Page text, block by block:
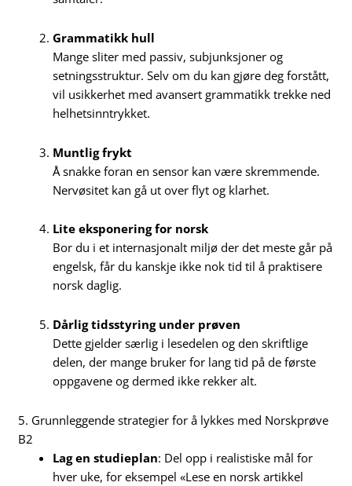
Grammatikk hull
Mange sliter med passiv, subjunksjoner og
setningsstruktur. Selv om du kan gjøre deg forstått,
vil usikkerhet med avansert grammatikk trekke ned
helhetsinntrykket.
Muntlig frykt
Å snakke foran en sensor kan være skremmende.
Nervøsitet kan gå ut over flyt og klarhet.
Lite eksponering for norsk
Bor du i et internasjonalt miljø der det meste går på
engelsk, får du kanskje ikke nok tid til å praktisere
norsk daglig.
Dårlig tidsstyring under prøven
Dette gjelder særlig i lesedelen og den skriftlige
delen, der mange bruker for lang tid på de første
oppgavene og dermed ikke rekker alt.
5. Grunnleggende strategier for å lykkes med Norskprøve
B2
Lag en studieplan: Del opp i realistiske mål for
hver uke, for eksempel «Lese en norsk artikkel